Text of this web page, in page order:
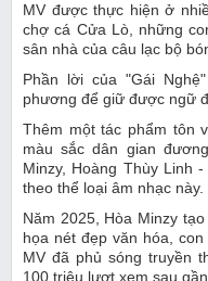
MV được thực hiện ở
chợ cá Cửa Lò, những
sân nhà của câu lạc bộ
Phần lời của "Gái
phương để giữ được ngữ
Thêm một tác phẩm tôn
màu sắc dân gian
Minzy, Hoàng Thùy Linh
theo thể loại âm nhạc này.
Năm 2025, Hòa Minzy
họa nét đẹp văn hóa,
MV đã phủ sóng truyền
100 triệu lượt xem sau